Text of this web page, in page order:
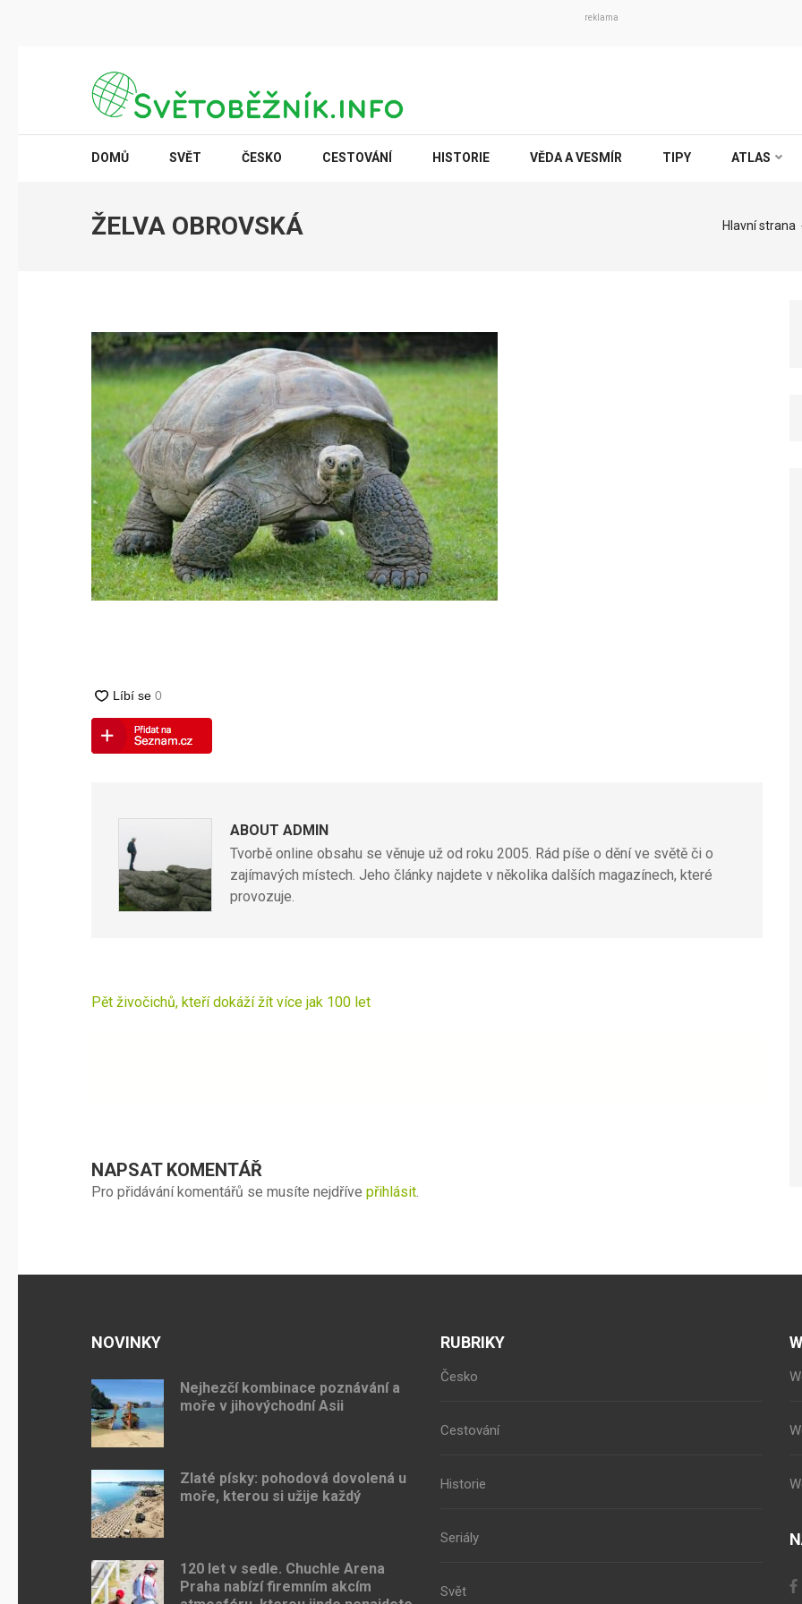
reklama
SVĚTOBĚŽNÍK.INFO
DOMŮ SVĚT ČESKO CESTOVÁNÍ HISTORIE VĚDA A VESMÍR TIPY ATLAS
ŽELVA OBROVSKÁ Hlavní strana
ABOUT ADMIN
Tvorbě online obsahu se věnuje už od roku 2005. Rád píše o dění ve světě či o
zajímavých místech. Jeho články najdete v několika dalších magazínech, které
provozuje.
Navigace
Pět živočichů, kteří dokáží žít více jak 100 let
NAPSAT KOMENTÁŘ
Pro přidávání komentářů se musíte nejdříve přihlásit
NOVINKY
Nejhezčí kombinace poznávání a
moře v jihovýchodní Asii
Zlaté písky: pohodová dovolená u
moře, kterou si užije každý
120 let v sedle. Chuchle Arena
Praha nabízí firemním akcím
RUBRIKY
Česko
Cestování
Historie
Seriály
Svět